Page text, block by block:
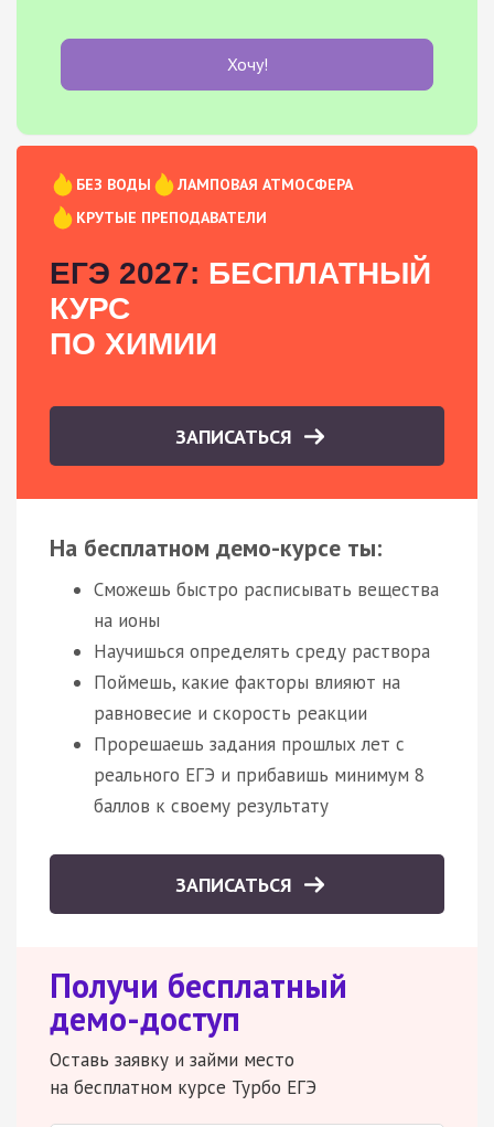
Хочу!
БЕЗ ВОДЫ
ЛАМПОВАЯ АТМОСФЕРА
КРУТЫЕ ПРЕПОДАВАТЕЛИ
ЕГЭ 2027: БЕСПЛАТНЫЙ
КУРС
ПО ХИМИИ
ЗАПИСАТЬСЯ
На бесплатном демо-курсе ты:
Сможешь быстро расписывать вещества
на ионы
Научишься определять среду раствора
Поймешь, какие факторы влияют на
равновесие и скорость реакции
Прорешаешь задания прошлых лет с
реального ЕГЭ и прибавишь минимум 8
баллов к своему результату
ЗАПИСАТЬСЯ
Получи бесплатный
демо-доступ
Оставь заявку и займи место
на бесплатном курсе Турбо ЕГЭ